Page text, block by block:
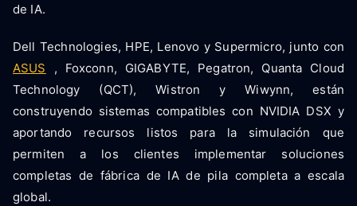
de IA.
Dell Technologies, HPE, Lenovo y Supermicro, junto con
ASUS , Foxconn, GIGABYTE, Pegatron, Quanta Cloud
Technology (QCT), Wistron y Wiwynn, están
construyendo sistemas compatibles con NVIDIA DSX y
aportando recursos listos para la simulación que
permiten a los clientes implementar soluciones
completas de fábrica de IA de pila completa a escala
global.